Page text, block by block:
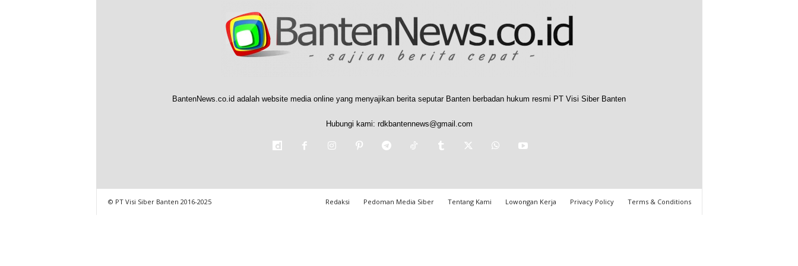
BantenNews.co.id adalah website media online yang menyajikan berita seputar Banten berbadan hukum resmi PT Visi Siber Banten
Hubungi kami: rdkbantennews@gmail.com
Redaksi Pedoman Media Siber Tentang Kami Lowongan Kerja Privacy Policy Terms & Conditions
© PT Visi Siber Banten 2016-2025